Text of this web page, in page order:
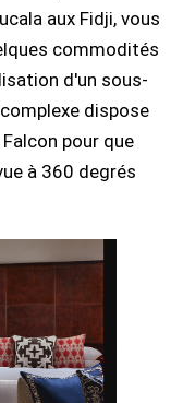
aux Fidji, vous
commodités
d'un sous-
dispose
pour que
à 360 degrés